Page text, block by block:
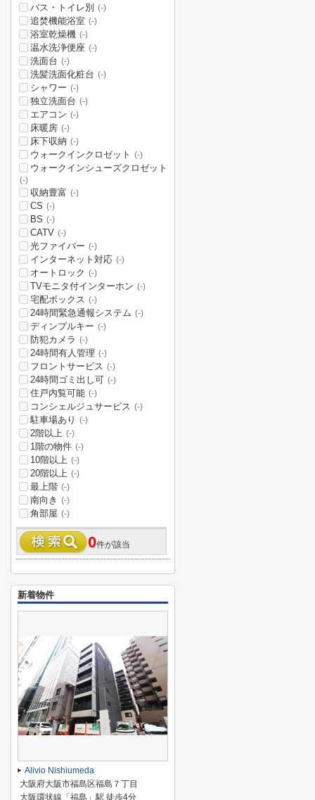
バス・トイレ別 (-)
追焚機能浴室 (-)
浴室乾燥機 (-)
温水洗浄便座 (-)
洗面台 (-)
洗髪洗面化粧台 (-)
シャワー (-)
独立洗面台 (-)
エアコン (-)
床暖房 (-)
床下収納 (-)
ウォークインクロゼット (-)
ウォークインシューズクロゼット
(-)
収納豊富 (-)
CS (-)
BS (-)
CATV (-)
光ファイバー (-)
インターネット対応 (-)
オートロック (-)
TVモニタ付インターホン (-)
宅配ボックス (-)
24時間緊急通報システム (-)
ディンプルキー (-)
防犯カメラ (-)
24時間有人管理 (-)
フロントサービス (-)
24時間ゴミ出し可 (-)
住戸内覧可能 (-)
コンシェルジュサービス (-)
駐車場あり (-)
2階以上 (-)
1階の物件 (-)
10階以上 (-)
20階以上 (-)
最上階 (-)
南向き (-)
角部屋 (-)
0件が該当
新着物件
Alivio Nishiumeda
大阪府大阪市福島区福島７丁目
大阪環状線「福島」駅 徒歩4分